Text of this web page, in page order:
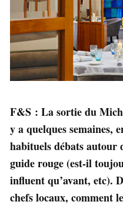
F&S : La sortie du
y a quelques semaines,
habituels débats autour
guide rouge (est-il
influent qu’avant, etc).
chefs locaux, comment